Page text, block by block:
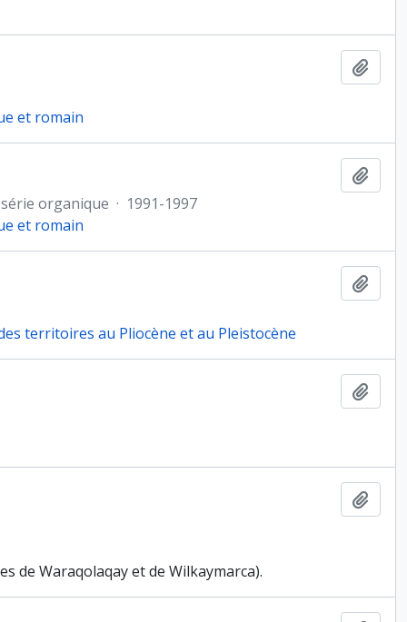
et romain
organique · 1991-1997
et romain
territoires au Pliocène et au Pleistocène
de Waraqolaqay et de Wilkaymarca).